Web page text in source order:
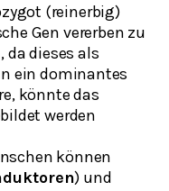
(reinerbig)
Gen vererben zu
da dieses als
ein dominantes
könnte das
werden
können
) und